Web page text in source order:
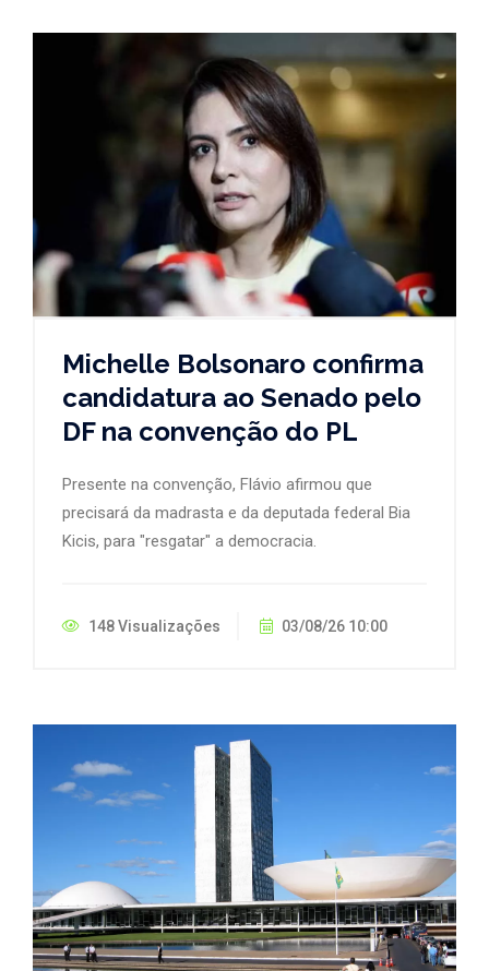
Michelle Bolsonaro confirma
candidatura ao Senado pelo
DF na convenção do PL
Presente na convenção, Flávio afirmou que
precisará da madrasta e da deputada federal Bia
Kicis, para "resgatar" a democracia.
148 Visualizações 03/08/26 10:00